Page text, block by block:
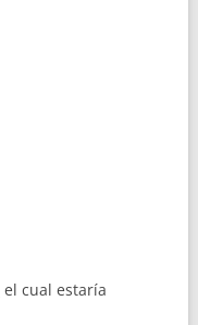
el cual estaría